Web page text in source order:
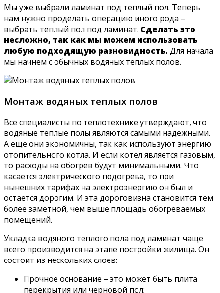
Мы уже выбрали ламинат под теплый пол. Теперь
нам нужно проделать операцию иного рода –
выбрать теплый пол под ламинат. Сделать это
несложно, так как мы можем использовать
любую подходящую разновидность. Для начала
мы начнем с обычных водяных теплых полов.
Монтаж водяных теплых полов
Все специалисты по теплотехнике утверждают, что
водяные теплые полы являются самыми надежными.
А еще они экономичны, так как используют энергию
отопительного котла. И если котел является газовым,
то расходы на обогрев будут минимальными. Что
касается электрического подогрева, то при
нынешних тарифах на электроэнергию он был и
остается дорогим. И эта дороговизна становится тем
более заметной, чем выше площадь обогреваемых
помещений.
Укладка водяного теплого пола под ламинат чаще
всего производится на этапе постройки жилища. Он
состоит из нескольких слоев:
Прочное основание – это может быть плита
перекрытия или черновой пол;